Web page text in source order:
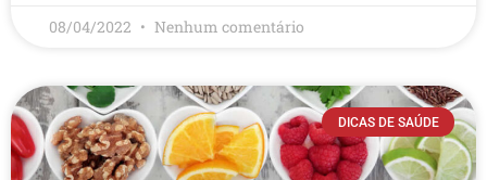
08/04/2022 Nenhum comentário
DICAS DE SAÚDE